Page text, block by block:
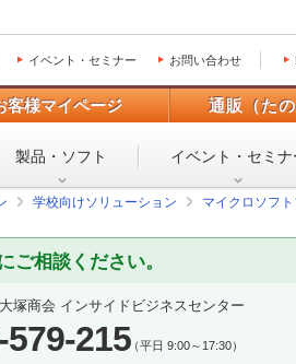
イベント・セミナー お問い合わせ
客様マイページ 通販（たの
製品・ソフト イベント・ セミナ
学校向けソリューション
マイクロソフ
ご相談ください。
大塚商会 インサイドビジネスセンター
579-215（平日 9:00～17:30）